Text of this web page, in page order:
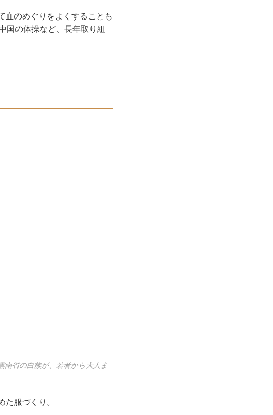
血のめぐりをよくすることも
国の体操など、長年取り組
省の白族が、若者から大人ま
服づくり。